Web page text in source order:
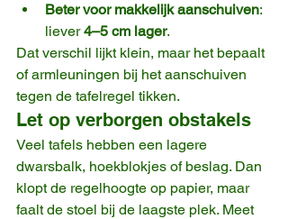
Beter voor makkelijk aanschuiven:
liever 4–5 cm lager.
Dat verschil lijkt klein, maar het bepaalt
of armleuningen bij het aanschuiven
tegen de tafelregel tikken.
Let op verborgen obstakels
Veel tafels hebben een lagere
dwarsbalk, hoekblokjes of beslag. Dan
klopt de regelhoogte op papier, maar
faalt de stoel bij de laagste plek. Meet